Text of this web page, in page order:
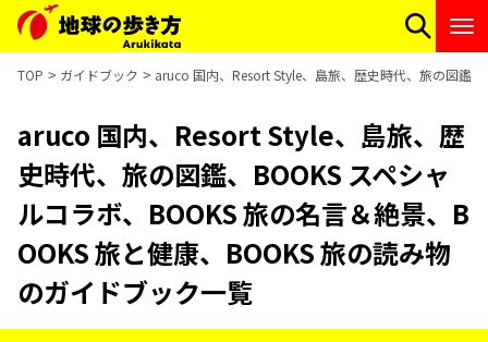
TOP ガイドブック aruco 国内、Resort Style、島旅、歴史時代、旅の図鑑
aruco 国内、Resort Style、島旅、歴
史時代、旅の図鑑、BOOKS スペシャ
ルコラボ、BOOKS 旅の名言＆絶景、B
OOKS 旅と健康、BOOKS 旅の読み物
のガイドブック一覧